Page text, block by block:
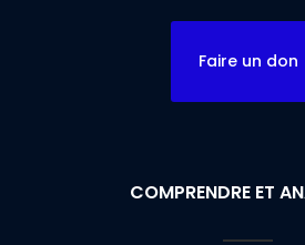
Faire un don
COMPRENDRE ET